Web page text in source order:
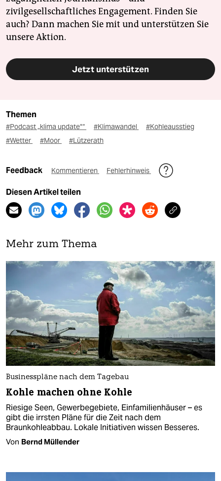
zivilgesellschaftliches Engagement. Finden Sie
auch? Dann machen Sie mit und unterstützen Sie
unsere Aktion.
Jetzt unterstützen
Themen
#Podcast „klima update°“ #Klimawandel
#Kohleausstieg
#Wetter
#Moor #Lützerath
Feedback Kommentieren Fehlerhinweis
Diesen Artikel teilen
Mehr zum Thema
Businesspläne nach dem Tagebau
Kohle machen ohne Kohle
Riesige Seen, Gewerbegebiete, Einfamilienhäuser – es
gibt die irrsten Pläne für die Zeit nach dem
Braunkohleabbau. Lokale Initiativen wissen Besseres.
Von Bernd Müllender